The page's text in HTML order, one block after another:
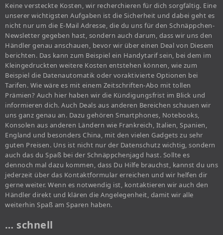
Keine versteckte Kosten, wir recherchieren für dich sorgfältig. Eine
unserer wichtigsten Aufgaben ist die Sicherheit und dabei geht es
nicht nur um die E-Mail Adresse, die du uns für den Schnäppchen-
Newsletter gegeben hast, sondern auch darum, dass wir uns den
Händler genau anschauen, bevor wir über einen Deal von Diesem
berichten. Das kann zum Beispiel ein Handytarif sein, bei dem im
Kleingedruckten weitere Kosten entstehen können, wie zum
Beispiel die Datenautomatik oder voraktivierte Optionen bei
Tarifen. Wie wäre es mit einem Zeitschriften-Abo mit tollen
Prämien? Auch hier haben wir die Kündigungsfrist im Blick und
informieren dich. Auch Deals aus anderen Bereichen schauen wir
uns ganz genau an. Dazu gehören Smartphones, Notebooks,
Konsolen aus anderen Ländern wie Frankreich, Italien, Spanien,
England und besonders China, mit den vielen Gadgets zu sehr
guten Preisen. Uns ist nicht nur der Datenschutz wichtig, sondern
auch das du Spaß bei der Schnäppchenjagd hast. Sollte es
dennoch mal dazu kommen, dass Du Hilfe brauchst, kannst du uns
jederzeit über das Kontaktformular erreichen und wir helfen dir
gerne weiter. Wenn es notwendig ist, kontaktieren wir auch den
Händler direkt und klären die Angelegenheit, damit wir alle
weiterhin Spaß am Sparen haben.
… schnell